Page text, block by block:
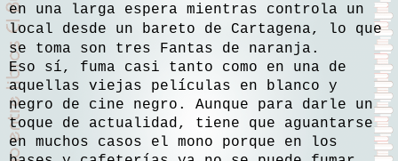
en una larga espera mientras controla un
local desde un bareto de Cartagena, lo que
se toma son tres Fantas de naranja.
Eso sí, fuma casi tanto como en una de
aquellas viejas películas en blanco y
negro de cine negro. Aunque para darle un
toque de actualidad, tiene que aguantarse
en muchos casos el mono porque en los